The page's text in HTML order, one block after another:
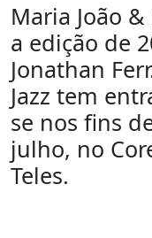
Maria João
a edição de
Jonathan
Jazz tem
se nos fins
julho, no
Teles.